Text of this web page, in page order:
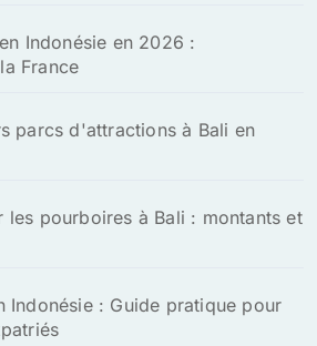
Indonésie en 2026 :
France
parcs d'attractions à Bali en
les pourboires à Bali : montants et
Indonésie : Guide pratique pour